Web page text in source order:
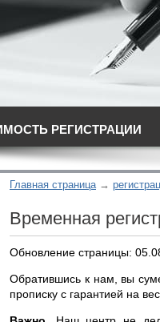
РЕГИСТРАЦИИ
Главная страница
Временная
Обновление страницы:
Обратившись к нам, вы
прописку с гарантией на